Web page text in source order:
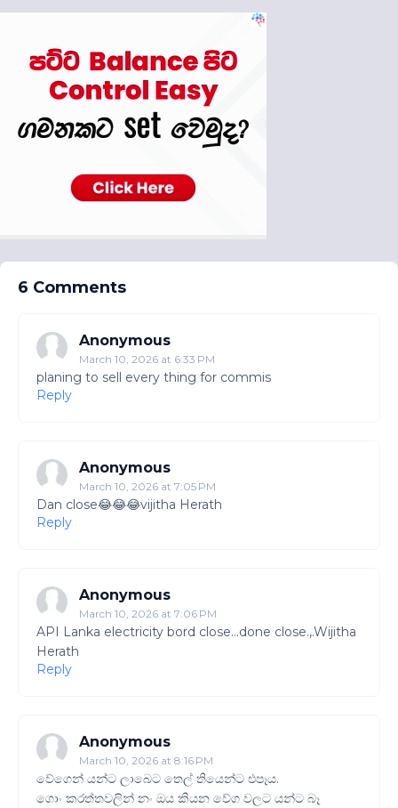
6 Comments
Anonymous
March 10, 2026 at 6:33 PM
planing to sell every thing for commis
Reply
Anonymous
March 10, 2026 at 7:05 PM
Dan close😂😂😂vijitha Herath
Reply
Anonymous
March 10, 2026 at 7:06 PM
API Lanka electricity bord close...done close.,.Wijitha
Herath
Reply
Anonymous
March 10, 2026 at 8:16 PM
වේගෙන් යන්ට ලාබෙට තෙල් තියෙන්ට එපෑය.
ගොං කරත්තවලින් නං ඔය කියන වේග වලට යන්ට බෑ